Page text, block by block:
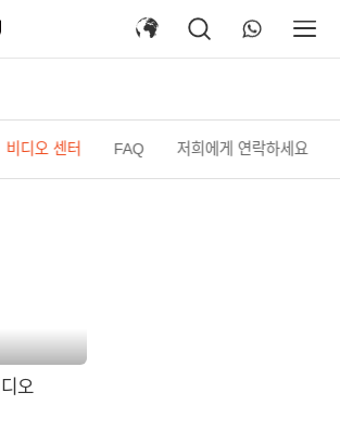
비디오 센터 FAQ 저희에게 연락하세요
오